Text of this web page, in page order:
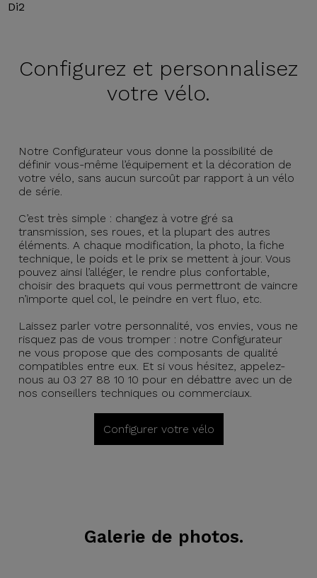
Di2
Configurez et personnalisez
votre vélo.
Notre Configurateur vous donne la possibilité de
définir vous-même l’équipement et la décoration de
votre vélo, sans aucun surcoût par rapport à un vélo
de série.
C’est très simple : changez à votre gré sa
transmission, ses roues, et la plupart des autres
éléments. A chaque modification, la photo, la fiche
technique, le poids et le prix se mettent à jour. Vous
pouvez ainsi l’alléger, le rendre plus confortable,
choisir des braquets qui vous permettront de vaincre
n’importe quel col, le peindre en vert fluo, etc.
Laissez parler votre personnalité, vos envies, vous ne
risquez pas de vous tromper : notre Configurateur
ne vous propose que des composants de qualité
compatibles entre eux. Et si vous hésitez, appelez-
nous au 03 27 88 10 10 pour en débattre avec un de
nos conseillers techniques ou commerciaux.
Configurer votre vélo
Galerie de photos.